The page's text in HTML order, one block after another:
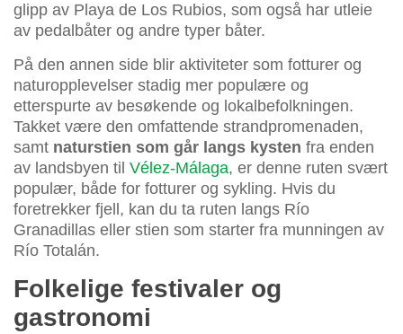
glipp av Playa de Los Rubios, som også har utleie
av pedalbåter og andre typer båter.
På den annen side blir aktiviteter som fotturer og
naturopplevelser stadig mer populære og
etterspurte av besøkende og lokalbefolkningen.
Takket være den omfattende strandpromenaden,
samt naturstien som går langs kysten fra enden
av landsbyen til Vélez-Málaga, er denne ruten svært
populær, både for fotturer og sykling. Hvis du
foretrekker fjell, kan du ta ruten langs Río
Granadillas eller stien som starter fra munningen av
Río Totalán.
Folkelige festivaler og
gastronomi